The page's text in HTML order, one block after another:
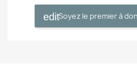
Soyez le premier à